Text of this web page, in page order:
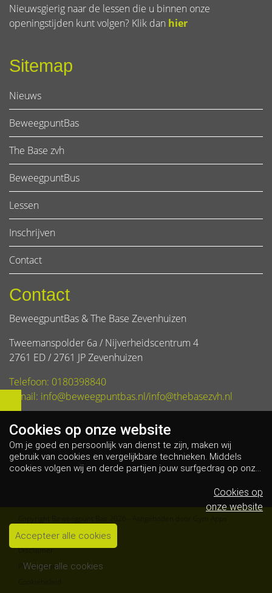
Nieuwsgierig naar de lessen die u binnen onze
openingstijden kunt volgen? Klik dan hier
Sitemap
Nieuws
BeweegpuntBas
The Base zvh
BeweegpuntBus
Lessen
Inschrijven
Contact
Contact
BeweegpuntBas & The Base Zevenhuizen
Tweemanspolder 6a / Nijverheidscentrum 4
2761 ED / 2761 JP Zevenhuizen
Telefoon: 0180398840
E-mail: info@beweegpuntbas.nl/info@thebasezvh.nl
Algemene voorwaarden
Disclaimer
Privacybeleid
Cookies op onze website
Om je goed en persoonlijk van dienst te zijn, maken wij
gebruik van cookies en vergelijkbare technieken. Middels
cookies volgen wij en derde partijen jouw surfgedrag op onze
en dit maakt het voor jou mogelijk om informatie te delen via
Cookies op
onze website
Accepteer alle cookies
Weiger alle cookies